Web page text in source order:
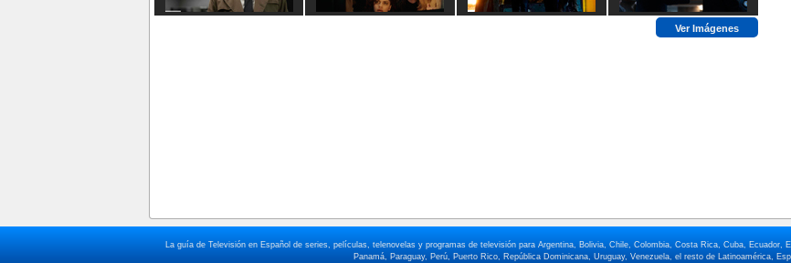
Ver Imágenes
La guía de Televisión en Español de series, películas, telenovelas y programas de televisión para Argentina, Bolivia, Chile, Colombia, Costa Rica, Cuba, Ecuador,
Panamá, Paraguay, Perú, Puerto Rico, República Dominicana, Uruguay, Venezuela, el resto de Latinoamérica,